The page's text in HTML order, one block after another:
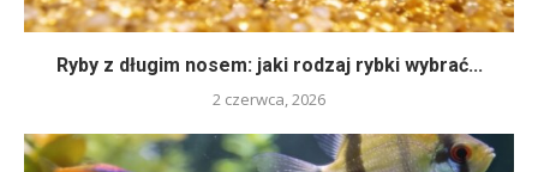
Ryby z długim nosem: jaki rodzaj rybki wybrać...
2 czerwca, 2026